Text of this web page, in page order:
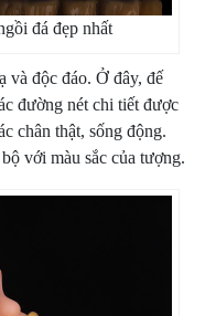
đá đẹp nhất
và độc đáo. Ở đây, đế
đường nét chi tiết được
chân thật, sống động.
với màu sắc của tượng.